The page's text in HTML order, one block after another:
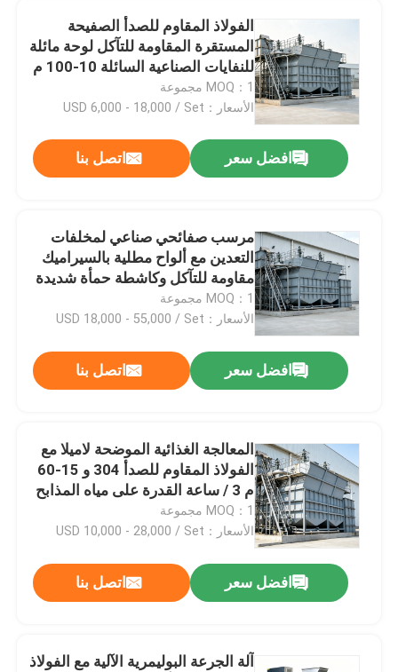
الفولاذ المقاوم للصدأ الصفيحة
المستقرة المقاومة للتآكل لوحة مائلة
للنفايات الصناعية السائلة 10-100 م
3 / ساعةMOQ：1 مجموعة
الأسعار：USD 6,000 - 18,000 / Set
افضل سعر اتصل بنا
مرسب صفائحي صناعي لمخلفات
التعدين مع ألواح مطلية بالسيراميك
مقاومة للتآكل وكاشطة حمأة شديدة
التحمل
MOQ：1 مجموعة
الأسعار：USD 18,000 - 55,000 / Set
افضل سعر اتصل بنا
المعالجة الغذائية الموضحة لاميلا مع
الفولاذ المقاوم للصدأ 304 و 15-60
م 3 / ساعة القدرة على مياه المذابح
المشروبات
MOQ：1 مجموعة
الأسعار：USD 10,000 - 28,000 / Set
افضل سعر اتصل بنا
آلة الجرعة البوليمرية الآلية مع الفولاذ